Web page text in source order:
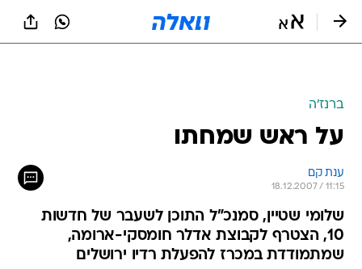
ברנז'ה
על ראש שמחתו
ענת קם
18.12.2007 / 11:15
שלומי שטיין, סמנכ"ל התוכן לשעבר של חדשות
10, הצטרף לקבוצת אדלר חומסקי-ארומה,
שמתמודדת במכרז להפעלת רדיו ירושלים